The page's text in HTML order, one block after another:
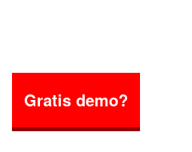
Gratis demo?